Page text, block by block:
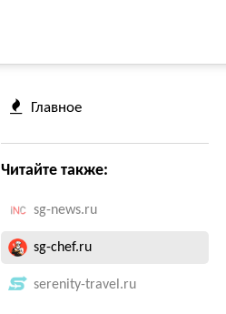
Главное
Читайте также:
sg-news.ru
sg-chef.ru
serenity-travel.ru